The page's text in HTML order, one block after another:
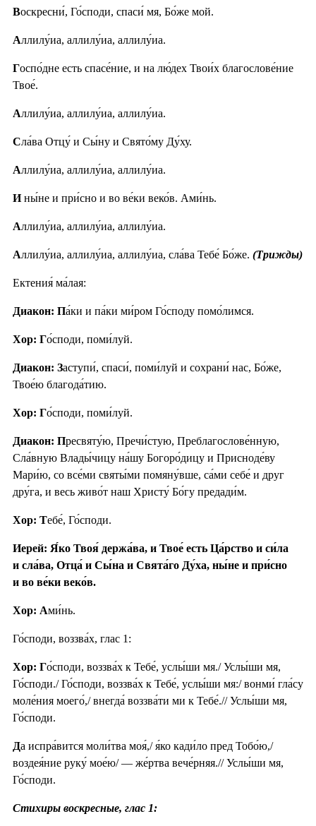
Воскресни́, Го́споди, спаси́ мя, Бо́же мой.
Аллилу́иа, аллилу́иа, аллилу́иа.
Госпо́дне есть спасе́ние, и на лю́дех Твои́х благослове́ние
Твое́.
Аллилу́иа, аллилу́иа, аллилу́иа.
Сла́ва Отцу́ и Сы́ну и Свято́му Ду́ху.
Аллилу́иа, аллилу́иа, аллилу́иа.
Ины́не и при́сно и во ве́ки веко́в. Ами́нь.
Аллилу́иа, аллилу́иа, аллилу́иа.
Аллилу́иа, аллилу́иа, аллилу́иа, сла́ва Тебе́ Бо́же. (Трижды)
Ектения́ ма́лая:
Диакон: Па́ки и па́ки ми́ром Го́споду помо́лимся.
Хор: Го́споди, поми́луй.
Диакон: Заступи́, спаси́, поми́луй и сохрани́ нас, Бо́же,
Твое́ю благода́тию.
Хор: Го́споди, поми́луй.
Диакон: Пресвяту́ю, Пречи́стую, Преблагослове́нную,
Сла́вную Влады́чицу на́шу Богоро́дицу и Присноде́ву
Мари́ю, со все́ми святы́ми помяну́вше, са́ми себе́ и друг
дру́га, и весь живо́т наш Христу́ Бо́гу предади́м.
Хор: Тебе́, Го́споди.
Иерей: Я́ко Твоя́ держа́ва, и Твое́ есть Ца́рство и си́ла
и сла́ва, Отца́ и Сы́на и Свята́го Ду́ха, ны́не и при́сно
и во ве́ки веко́в.
Хор: Ами́нь.
Го́споди, воззва́х, глас 1:
Хор: Го́споди, воззва́х к Тебе́, услы́ши мя./ Услы́ши мя,
Го́споди./ Го́споди, воззва́х к Тебе́, услы́ши мя:/ вонми́ гла́су
моле́ния моего́,/ внегда́ воззва́ти ми к Тебе́.// Услы́ши мя,
Го́споди.
Да испра́вится моли́тва моя́,/ я́ко кади́ло пред Тобо́ю,/
воздея́ние руку́ мое́ю/ — же́ртва вече́рняя.// Услы́ши мя,
Го́споди.
Стихиры воскресные, глас 1: